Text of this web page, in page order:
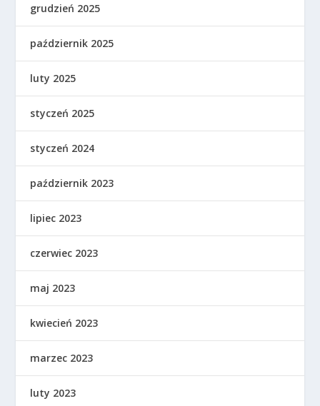
grudzień 2025
październik 2025
luty 2025
styczeń 2025
styczeń 2024
październik 2023
lipiec 2023
czerwiec 2023
maj 2023
kwiecień 2023
marzec 2023
luty 2023